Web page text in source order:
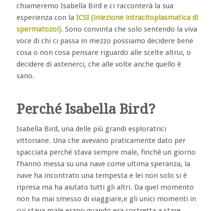
chiameremo Isabella Bird e ci racconterà la sua
esperienza con la ICSI (iniezione intracitoplasmatica di
spermatozoi). Sono convinta che solo sentendo la viva
voce di chi ci passa in mezzo possiamo decidere bene
cosa o non cosa pensare riguardo alle scelte altrui, o
decidere di astenerci, che alle volte anche quello è
sano.
Perché Isabella Bird?
Isabella Bird, una delle più grandi esploratrici
vittoriane. Una che avevano praticamente dato per
spacciata perché stava sempre male, finché un giorno
l’hanno messa su una nave come ultima speranza, la
nave ha incontrato una tempesta e lei non solo si è
ripresa ma ha aiutato tutti gli altri. Da quel momento
non ha mai smesso di viaggiare,e gli unici momenti in